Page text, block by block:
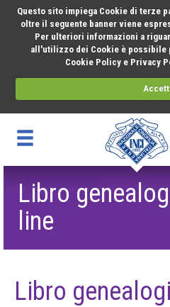
Questo sito impiega Cookie di terze
oltre il seguente banner viene
Per ulteriori informazioni a
all'utilizzo dei Cookie è possibile
Cookie Policy e Privacy
Libro
line
Libro